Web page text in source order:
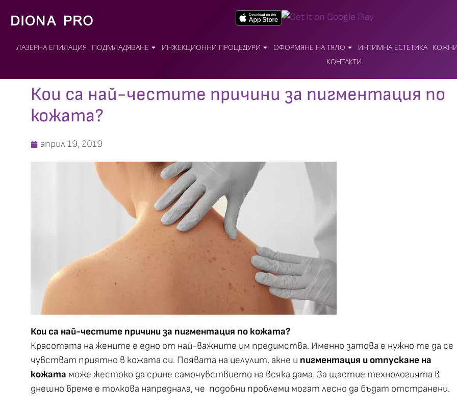
ЛАЗЕРНА ЕПИЛАЦИЯ ПОДМЛАДЯВАНЕ ИНЖЕКЦИОННИ ПРОЦЕДУРИ ОФОРМЯНЕ НА ТЯЛО ИНТИМНА ЕСТЕТИКА
КОНТАКТИ
Кои са най-честите причини за пигментация по
кожата?
април 19, 2019
Кои са най-честите причини за пигментация по кожата?
Красотата на жените е едно от най-важните им предимства. Именно затова е нужно те да се
чувстват приятно в кожата си. Появата на целулит, акне и пигментация и отпускане на
кожата може жестоко да срине самочувствието на всяка дама. За щастие технологията в
днешно време е толкова напреднала, че подобни проблеми могат лесно да бъдат отстранени.